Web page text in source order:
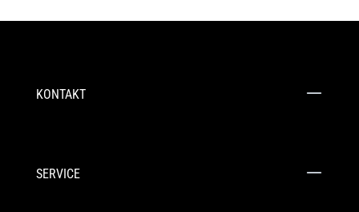
KONTAKT
SERVICE